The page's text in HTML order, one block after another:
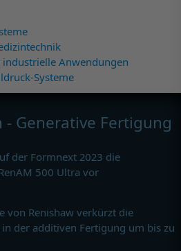
Anwendungen
Systeme
Generative Fertigung
der Formnext 2023 die
500 Ultra vor
von Renishaw verkürzt die
der additiven Fertigung um bis zu